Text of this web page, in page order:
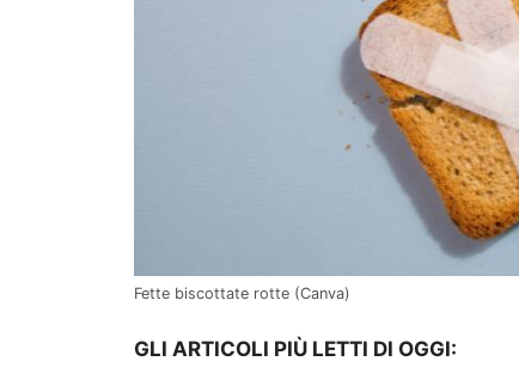
Fette biscottate rotte (Canva)
GLI ARTICOLI PIÙ LETTI DI OGGI: